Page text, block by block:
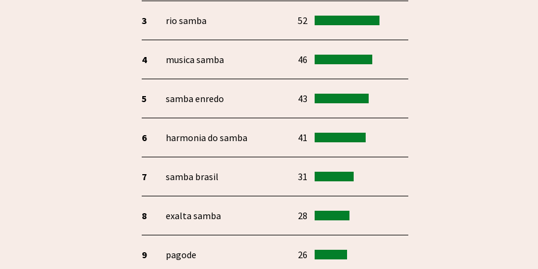
rio samba 52
musica samba 46
samba enredo 43
harmonia do samba 41
samba brasil 31
exalta samba 28
pagode 26